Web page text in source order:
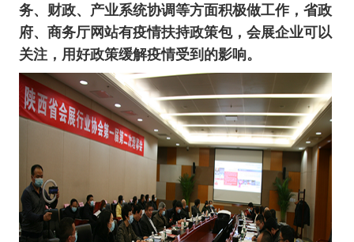
务、财政、产业系统协调等方面积极做工作，省政
府、商务厅网站有疫情扶持政策包，会展企业可以
关注，用好政策缓解疫情受到的影响。